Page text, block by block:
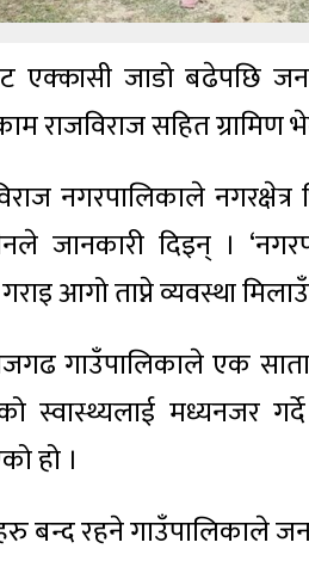
एक्कासी जाडो बढेपछि
राजविराज सहित ग्रामिण
नगरपालिकाले नगरक्षेत्र
जानकारी दिइन् ।
आगो ताप्ने व्यवस्था
गाउँपालिकाले एक
स्वास्थ्यलाई मध्यनजर
हो ।
बन्द रहने गाउँपालिकाले